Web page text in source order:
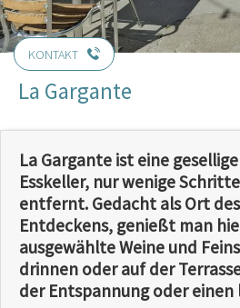
KONTAKT
La Gargante
La Gargante ist eine
Esskeller, nur wenige
entfernt. Gedacht als Ort
Entdeckens, genießt man
ausgewählte Weine und
drinnen oder auf der
der Entspannung oder einen